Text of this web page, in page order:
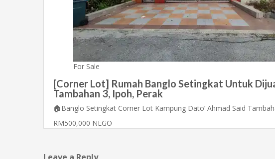
For Sale
[Corner Lot] Rumah Banglo Setingkat Untuk
Tambahan 3, Ipoh, Perak
🏠Banglo Setingkat Corner Lot Kampung Dato’ Ahmad Said
RM500,000 NEGO